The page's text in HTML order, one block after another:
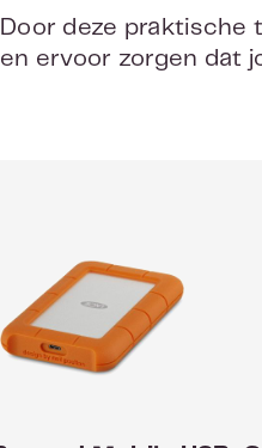
Door deze praktische
en ervoor zorgen dat